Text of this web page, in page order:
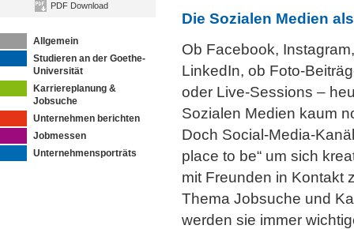
PDF Download
Allgemein
Studieren an der Goethe-
Universität
Karriereplanung &
Jobsuche
Unternehmen berichten
Jobmessen
Unternehmensporträts
Die Sozialen Medien
Ob Facebook,
LinkedIn, ob Foto-
oder Live-Sessions –
Sozialen Medien kaum
Doch Social-Media-
place to be“ um sich
mit Freunden in Kontakt
Thema Jobsuche und
werden sie immer